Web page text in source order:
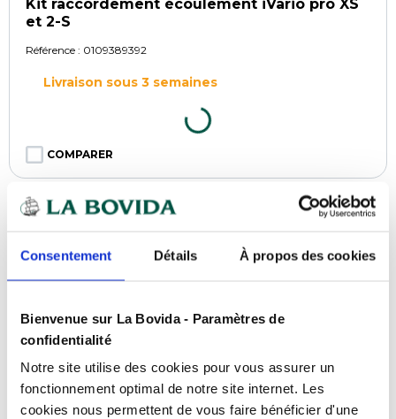
Consentement Détails À propos des cookies
Bienvenue sur La Bovida - Paramètres de
confidentialité
Notre site utilise des cookies pour vous assurer un
fonctionnement optimal de notre site internet. Les
cookies nous permettent de vous faire bénéficier d'une
Kit raccordement écoulement iVario pro XS
et 2-S
Référence : 0109389392
Livraison sous 3 semaines
COMPARER